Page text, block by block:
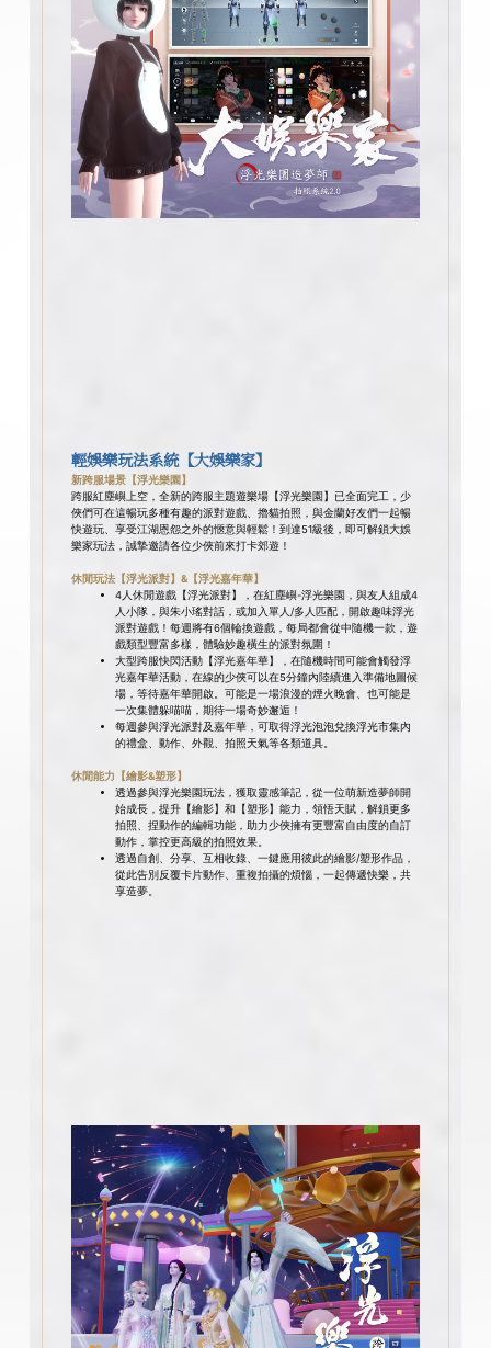
輕娛樂玩法系統【大娛樂家】
新跨服場景【浮光樂園】
跨服紅塵嶼上空，全新的跨服主題遊樂場【浮光樂園】已全面完工，少
俠們可在這暢玩多種有趣的派對遊戲、擼貓拍照，與金蘭好友們一起暢
快遊玩、享受江湖恩怨之外的愜意與輕鬆！到達51級後，即可解鎖大娛
樂家玩法，誠摯邀請各位少俠前來打卡郊遊！
休閒玩法【浮光派對】&【浮光嘉年華】
4人休閒遊戲【浮光派對】，在紅塵嶼-浮光樂園，與友人組成4
人小隊，與朱小瑤對話，或加入單人/多人匹配，開啟趣味浮光
派對遊戲！每週將有6個輪換遊戲，每局都會從中隨機一款，遊
戲類型豐富多樣，體驗妙趣橫生的派對氛圍！
大型跨服快閃活動【浮光嘉年華】，在隨機時間可能會觸發浮
光嘉年華活動，在線的少俠可以在5分鐘內陸續進入準備地圖候
場，等待嘉年華開啟。可能是一場浪漫的煙火晚會、也可能是
一次集體躲喵喵，期待一場奇妙邂逅！
每週參與浮光派對及嘉年華，可取得浮光泡泡兌換浮光市集內
的禮盒、動作、外觀、拍照天氣等各類道具。
休閒能力【繪影&塑形】
透過參與浮光樂園玩法，獲取靈感筆記，從一位萌新造夢師開
始成長，提升【繪影】和【塑形】能力，領悟天賦，解鎖更多
拍照、捏動作的編輯功能，助力少俠擁有更豐富自由度的自訂
動作，掌控更高級的拍照效果。
透過自創、分享、互相收錄、一鍵應用彼此的繪影/塑形作品，
從此告別反覆卡片動作、重複拍攝的煩惱，一起傳遞快樂，共
享造夢。